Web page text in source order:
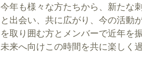
今年も様々な方たちから、新たな
と出会い、共に広がり、今の活動
を取り囲む方とメンバーで近年を
未来へ向けこの時間を共に楽しく